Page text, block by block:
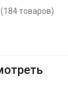
товаров)